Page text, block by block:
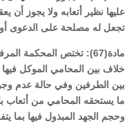
عليها نظير أتعابه ولا يجوز أن
تجعل له مصلحة على الدعوى
مادة(67): تختص المحكمة
خلاف بين المحامي الموكل فيها
بين الطرفين وفي حالة عدم
ما يستحقه المحامي من أتعاب
وحجم الجهد المبذول فيها بما